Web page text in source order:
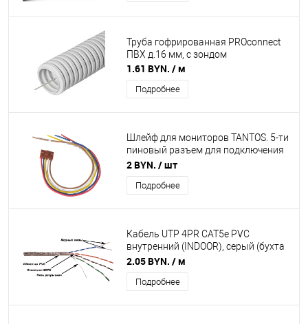
Труба гофрированная PROconnect
ПВХ д.16 мм, с зондом
1.61 BYN. / м
Подробнее
Шлейф для мониторов TANTOS. 5-ти
пиновый разъем для подключения
вызывной панели
2 BYN. / шт
Подробнее
Кабель UTP 4PR CAT5е PVC
внутренний (INDOOR), серый (бухта
305 метров) TWT
2.05 BYN. / м
Подробнее